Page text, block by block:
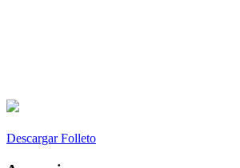
Descargar Folleto